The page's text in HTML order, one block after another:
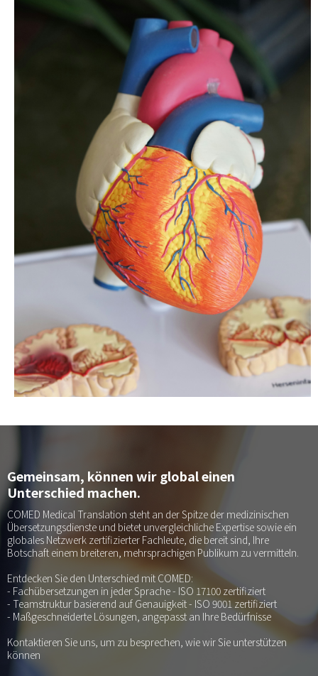
Gemeinsam, können wir global einen
Unterschied machen.
COMED Medical Translation steht an der Spitze der medizinischen
Übersetzungsdienste und bietet unvergleichliche Expertise sowie ein
globales Netzwerk zertifizierter Fachleute, die bereit sind, Ihre
Botschaft einem breiteren, mehrsprachigen Publikum zu vermitteln.
Entdecken Sie den Unterschied mit COMED:
- Fachübersetzungen in jeder Sprache - ISO 17100 zertifiziert
- Teamstruktur basierend auf Genauigkeit - ISO 9001 zertifiziert
- Maßgeschneiderte Lösungen, angepasst an Ihre Bedürfnisse
Kontaktieren Sie uns, um zu besprechen, wie wir Sie unterstützen
können